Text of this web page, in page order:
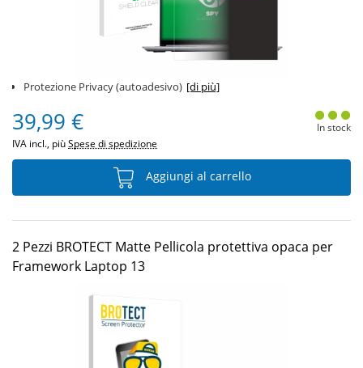
Protezione Privacy (autoadesivo) [di più]
39,99 €
IVA incl., piùSpese di spedizione
In stock
Aggiungi al carrello
2 Pezzi BROTECT Matte Pellicola protettiva opaca per
Framework Laptop 13